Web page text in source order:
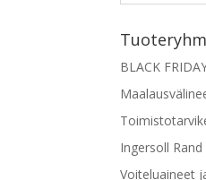
BLACK
Ingersoll Rand
Voiteluaineet